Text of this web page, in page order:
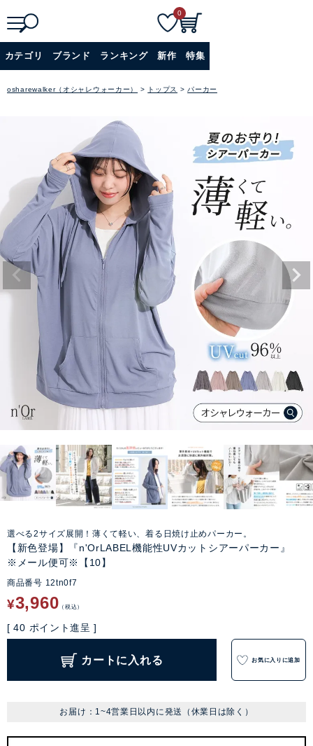
詳細検索
0
カテゴリ ブランド ランキング 新作 特集
osharewalker（オシャレウォーカー） トップス パーカー
選べる2サイズ展開！薄くて軽い、着る日焼け止めパーカー。
【新色登場】『n'OrLABEL機能性UVカットシアーパーカー』
※メール便可※【10】
商品番号 12tn0f7
¥3,960 税込
[ 40 ポイント進呈 ]
カートに入れる お気に入りに追加
お届け：1~4営業日以内に発送（休業日は除く）